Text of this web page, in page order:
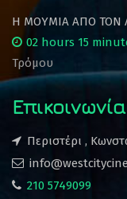
Η ΜΟΥΜΙΑ ΑΠΟ ΤΟΝ
02 hours 15
Τρόμου
Επικοινωνία
Περιστέρι ,
210 5749099